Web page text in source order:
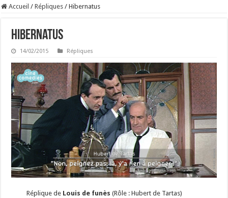
Accueil / Répliques / Hibernatus
Hibernatus
14/02/2015 Répliques
Réplique de Louis de funès (Rôle : Hubert de Tartas)